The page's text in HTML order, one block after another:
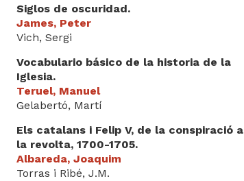
Siglos de oscuridad.
James, Peter
Vich, Sergi
Vocabulario básico de la historia de la
Iglesia.
Teruel, Manuel
Gelabertó, Martí
Els catalans i Felip V, de la conspiració a
la revolta, 1700-1705.
Albareda, Joaquim
Torras i Ribé, J.M.